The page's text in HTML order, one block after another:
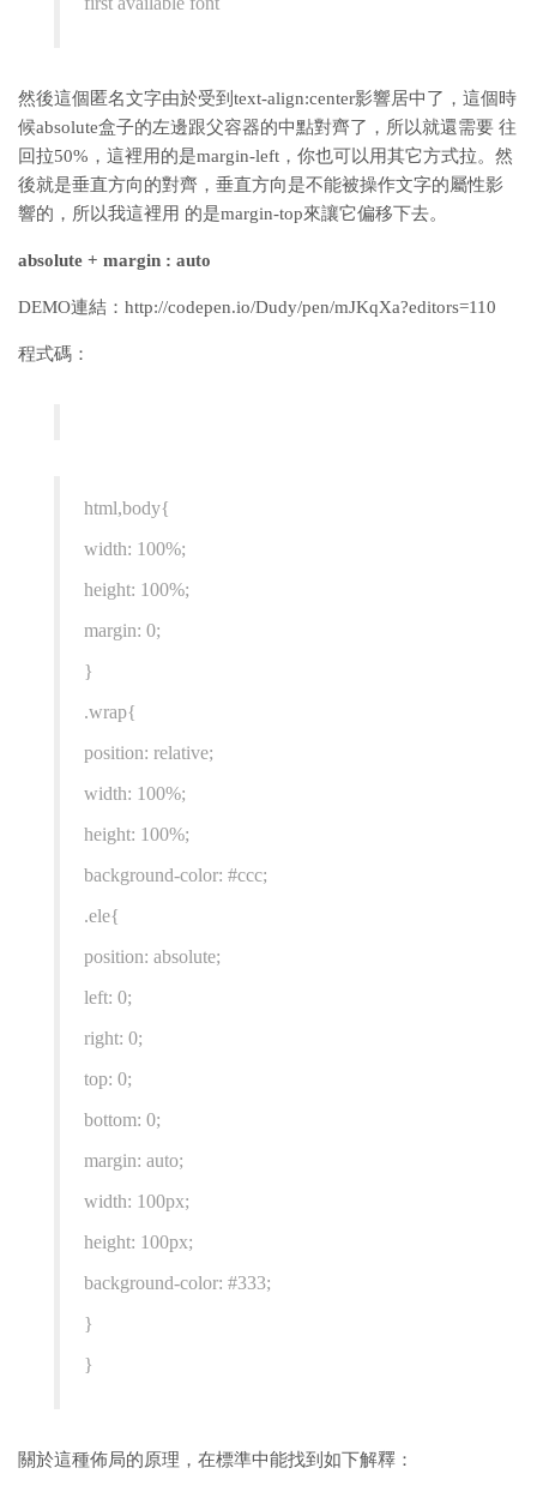
然後這個匿名文字由於受到text-align:center影響居中了，這個時
候absolute盒子的左邊跟父容器的中點對齊了，所以就還需要 往
回拉50%，這裡用的是margin-left，你也可以用其它方式拉。然
後就是垂直方向的對齊，垂直方向是不能被操作文字的屬性影
響的，所以我這裡用 的是margin-top來讓它偏移下去。
absolute + margin : auto
DEMO連結：http://codepen.io/Dudy/pen/mJKqXa?editors=110
程式碼：
html,body{
width: 100%;
height: 100%;
margin: 0;
}
.wrap{
position: relative;
width: 100%;
height: 100%;
background-color: #ccc;
.ele{
position: absolute;
left: 0;
right: 0;
top: 0;
bottom: 0;
margin: auto;
width: 100px;
height: 100px;
background-color: #333;
}
}
關於這種佈局的原理，在標準中能找到如下解釋：